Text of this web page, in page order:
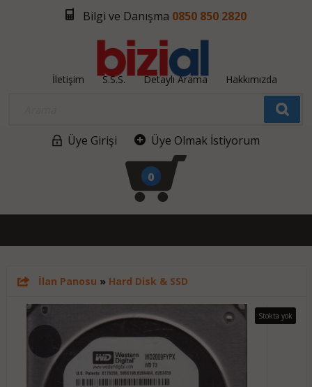
Bilgi ve Danışma 0850 850 2820
İletişim S.S.S. Detaylı Arama Hakkımızda
Üye Girişi Üye Olmak İstiyorum
0
İlan Panosu » Hard Disk & SSD
Stokta yok